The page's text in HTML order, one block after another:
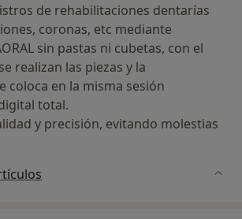
de rehabilitaciones dentarías
coronas, etc mediante
sin pastas ni cubetas, con el
realizan las piezas y la
coloca en la misma sesión
total.
y precisión, evitando molestias